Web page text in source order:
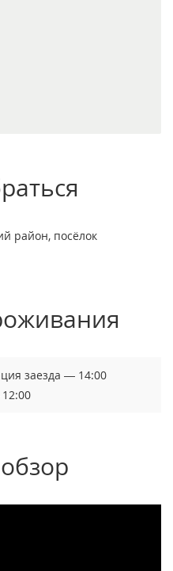
район, посёлок
заезда — 14:00